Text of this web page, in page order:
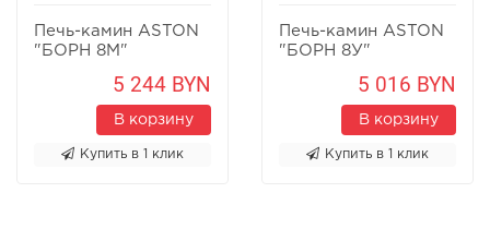
Печь-камин ASTON
"БОРН 8М"
5 244 BYN
В корзину
Купить в 1 клик
Печь-камин ASTON
"БОРН 8У"
5 016 BYN
В корзину
Купить в 1 клик